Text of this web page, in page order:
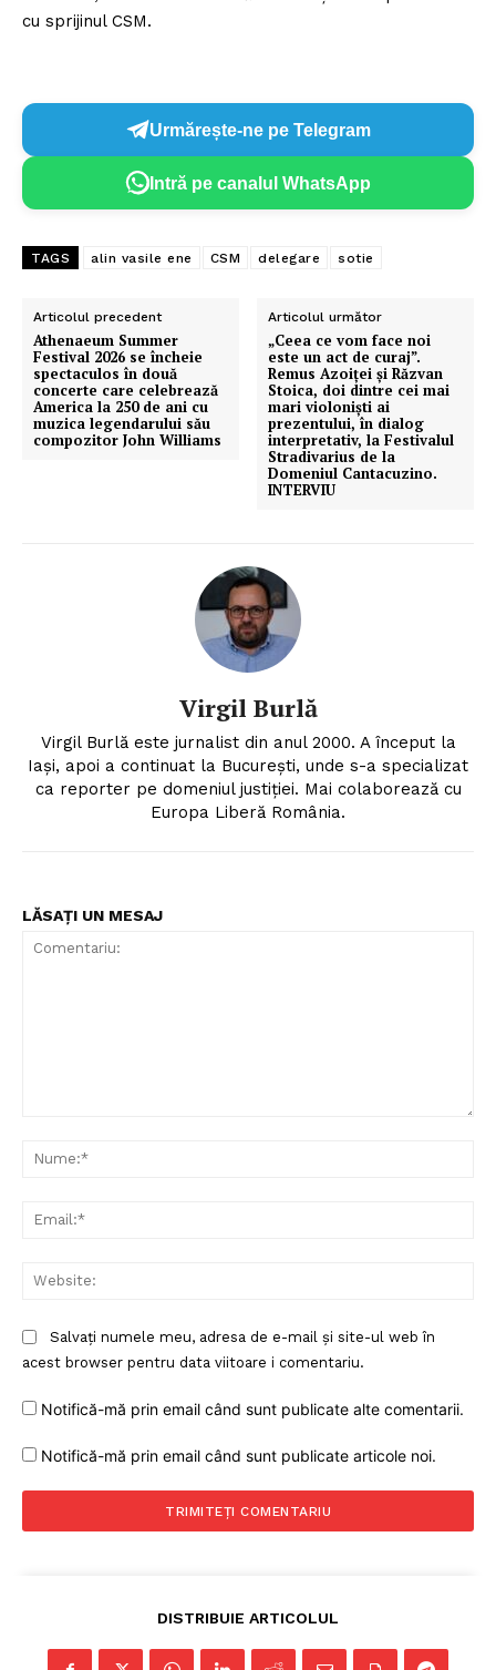
cu sprijinul CSM.
Urmărește-ne pe Telegram
Intră pe canalul WhatsApp
TAGS alin vasile ene CSM delegare sotie
Articolul precedent
Athenaeum Summer
Festival 2026 se încheie
spectaculos în două
concerte care celebrează
America la 250 de ani cu
muzica legendarului său
compozitor John Williams
Articolul următor
„Ceea ce vom face noi
este un act de curaj”.
Remus Azoiţei şi Răzvan
Stoica, doi dintre cei mai
mari violonişti ai
prezentului, în dialog
interpretativ, la Festivalul
Stradivarius de la
Domeniul Cantacuzino.
INTERVIU
Virgil Burlă
Virgil Burlă este jurnalist din anul 2000. A început la
Iași, apoi a continuat la București, unde s-a specializat
ca reporter pe domeniul justiției. Mai colaborează cu
Europa Liberă România.
LĂSAȚI UN MESAJ
Salvați numele meu, adresa de e-mail și site-ul web în
acest browser pentru data viitoare i comentariu.
Notifică-mă prin email când sunt publicate alte comentarii.
Notifică-mă prin email când sunt publicate articole noi.
DISTRIBUIE ARTICOLUL